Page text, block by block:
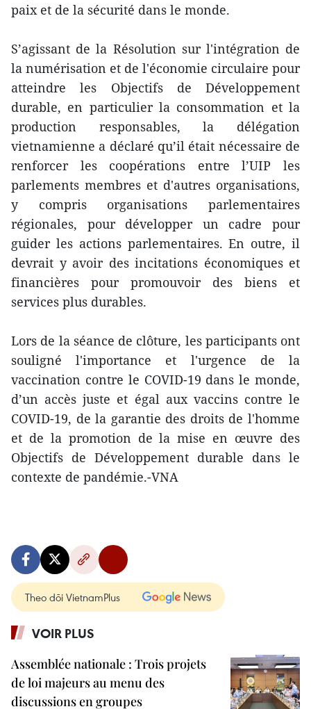
paix et de la sécurité dans le monde.
S’agissant de la Résolution sur l'intégration de
la numérisation et de l'économie circulaire pour
atteindre les Objectifs de Développement
durable, en particulier la consommation et la
production responsables, la délégation
vietnamienne a déclaré qu’il était nécessaire de
renforcer les coopérations entre l’UIP les
parlements membres et d'autres organisations,
y compris organisations parlementaires
régionales, pour développer un cadre pour
guider les actions parlementaires. En outre, il
devrait y avoir des incitations économiques et
financières pour promouvoir des biens et
services plus durables.
Lors de la séance de clôture, les participants ont
souligné l'importance et l'urgence de la
vaccination contre le COVID-19 dans le monde,
d’un accès juste et égal aux vaccins contre le
COVID-19, de la garantie des droits de l'homme
et de la promotion de la mise en œuvre des
Objectifs de Développement durable dans le
contexte de pandémie.-VNA
Theo dõi VietnamPlus
VOIR PLUS
Assemblée nationale : Trois projets
de loi majeurs au menu des
discussions en groupes